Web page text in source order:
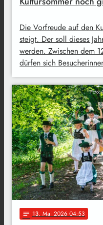
Die Vorfreude auf den
steigt. Der soll dieses
werden. Zwischen dem
dürfen sich
Foto:
notes 13. Mai 2026 04:53